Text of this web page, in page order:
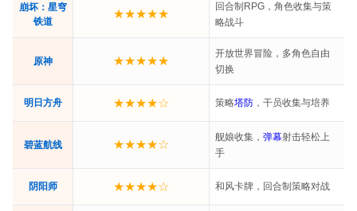
崩坏：星穹
铁道
★★★★★
回合制RPG，角色收集与策
略战斗
原神 ★★★★★
开放世界冒险，多角色自由
切换
明日方舟 ★★★★☆ 策略塔防 ，干员收集与培养
碧蓝航线 ★★★★☆
舰娘收集， 弹幕射击轻松上
手
阴阳师 ★★★★☆ 和风卡牌，回合制策略对战